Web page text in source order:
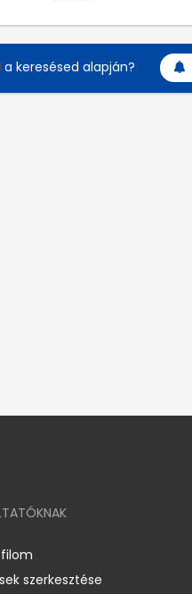
keresésed alapján?
szerkesztése